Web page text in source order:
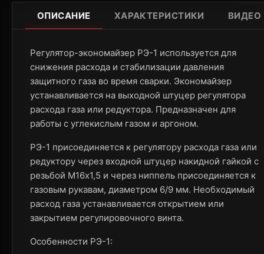
ОПИСАНИЕ ХАРАКТЕРИСТИКИ ВИДЕО
Регулятор-экономайзер РЭ-1 используется для
снижения расхода и стабилизации давления
защитного газа во время сварки. Экономайзер
устанавливается на выходной штуцер регулятора
расхода газа или редуктора. Предназначен для
работы с углекислым газом и аргоном.
РЭ-1 присоединяется к регулятору расхода газа или
редуктору через входной штуцер накидной гайкой с
резьбой М16х1,5 и через ниппель присоединяется к
газовым рукавам, диаметром 6/9 мм. Необходимый
расход газа устанавливается открытием или
закрытием регулировочного винта.
Особенности РЭ-1: